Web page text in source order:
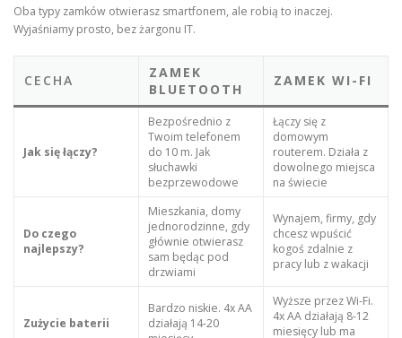
Oba typy zamków otwierasz smartfonem, ale robią to inaczej.
Wyjaśniamy prosto, bez żargonu IT.
CECHA
ZAMEK
BLUETOOTH
ZAMEK WI-FI
Jak się łączy?
Bezpośrednio z
Twoim telefonem
do 10 m. Jak
słuchawki
bezprzewodowe
Łączy się z
domowym
routerem. Działa z
dowolnego miejsca
na świecie
Do czego
najlepszy?
Mieszkania, domy
jednorodzinne, gdy
głównie otwierasz
sam będąc pod
drzwiami
Wynajem, firmy, gdy
chcesz wpuścić
kogoś zdalnie z
pracy lub z wakacji
Zużycie baterii
Bardzo niskie. 4x AA
działają 14-20
Wyższe przez Wi-Fi.
4x AA działają 8-12
miesięcy lub ma